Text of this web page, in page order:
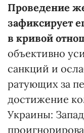
Проведение
зафиксирует
в кривой
объективно
санкций и
ратующих за
достижение
Украины: